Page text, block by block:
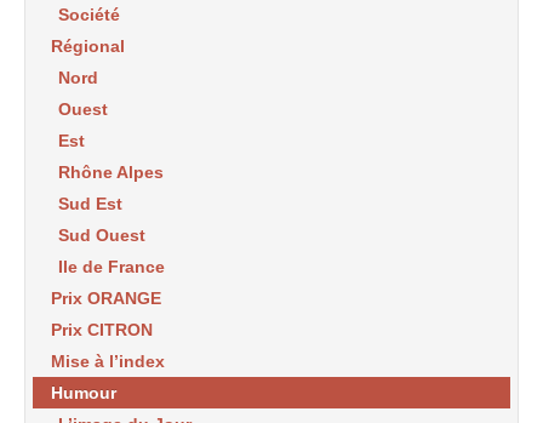
Société
Régional
Nord
Ouest
Est
Rhône Alpes
Sud Est
Sud Ouest
Ile de France
Prix ORANGE
Prix CITRON
Mise à l’index
Humour